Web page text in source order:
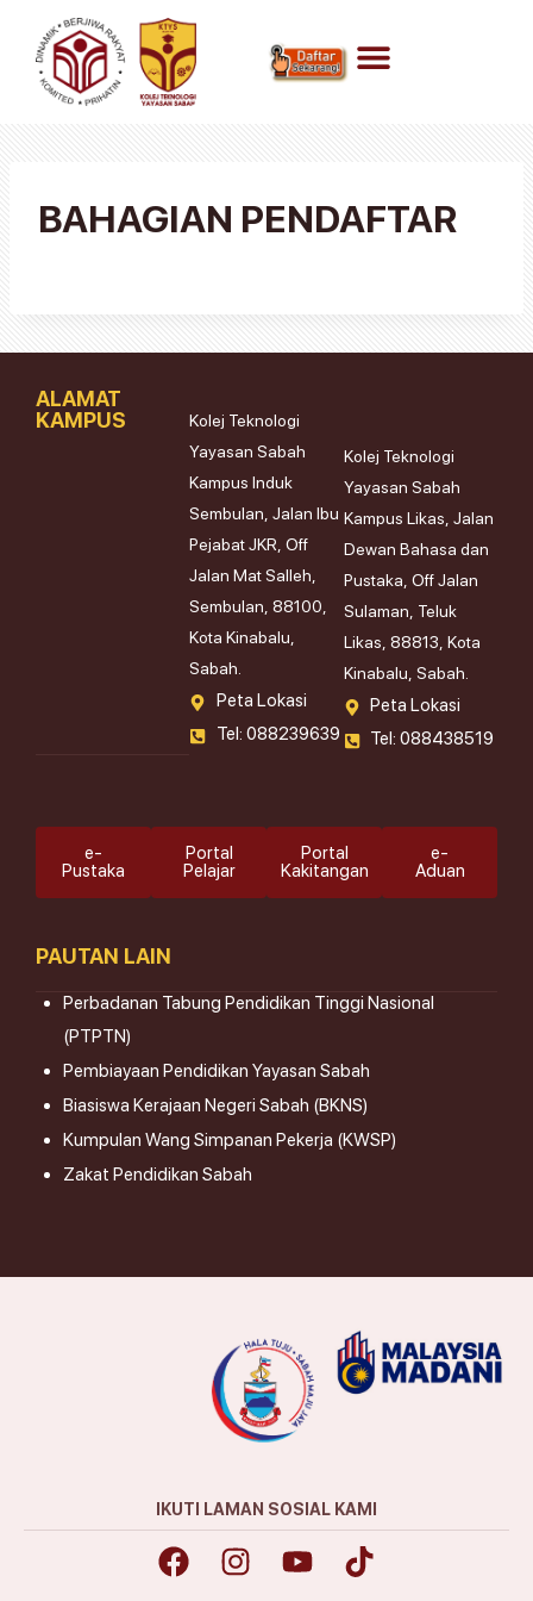
BAHAGIAN PENDAFTAR
PAUTAN LAIN
Perbadanan Tabung Pendidikan Tinggi Nasional
(PTPTN)
Pembiayaan Pendidikan Yayasan Sabah
Biasiswa Kerajaan Negeri Sabah (BKNS)
Kumpulan Wang Simpanan Pekerja (KWSP)
Zakat Pendidikan Sabah
ALAMAT
KAMPUS
Kolej Teknologi
Yayasan Sabah
Kampus Induk
Sembulan, Jalan Ibu
Pejabat JKR, Off
Jalan Mat Salleh,
Sembulan, 88100,
Kota Kinabalu,
Sabah.
Peta Lokasi
Tel: 088239639
Kolej Teknologi
Yayasan Sabah
Kampus Likas, Jalan
Dewan Bahasa dan
Pustaka, Off Jalan
Sulaman, Teluk
Likas, 88813, Kota
Kinabalu, Sabah.
Peta Lokasi
Tel: 088438519
e-
Pustaka
Portal
Pelajar
Portal
Kakitangan
e-
Aduan
IKUTI LAMAN SOSIAL KAMI